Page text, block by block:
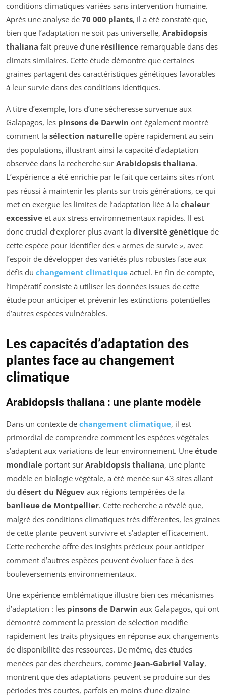
conditions climatiques variées sans intervention humaine.
Après une analyse de 70 000 plants, il a été constaté que,
bien que l’adaptation ne soit pas universelle, Arabidopsis
thaliana fait preuve d’une résilience remarquable dans des
climats similaires. Cette étude démontre que certaines
graines partagent des caractéristiques génétiques favorables
à leur survie dans des conditions identiques.
A titre d’exemple, lors d’une sécheresse survenue aux
Galapagos, les pinsons de Darwin ont également montré
comment la sélection naturelle opère rapidement au sein
des populations, illustrant ainsi la capacité d’adaptation
observée dans la recherche sur Arabidopsis thaliana.
L’expérience a été enrichie par le fait que certains sites n’ont
pas réussi à maintenir les plants sur trois générations, ce qui
met en exergue les limites de l’adaptation liée à la chaleur
excessive et aux stress environnementaux rapides. Il est
donc crucial d’explorer plus avant la diversité génétique de
cette espèce pour identifier des « armes de survie », avec
l’espoir de développer des variétés plus robustes face aux
défis du changement climatique actuel. En fin de compte,
l’impératif consiste à utiliser les données issues de cette
étude pour anticiper et prévenir les extinctions potentielles
d’autres espèces vulnérables.
Les capacités d’adaptation des
plantes face au changement
climatique
Arabidopsis thaliana : une plante modèle
Dans un contexte de changement climatique, il est
primordial de comprendre comment les espèces végétales
s’adaptent aux variations de leur environnement. Une étude
mondiale portant sur Arabidopsis thaliana, une plante
modèle en biologie végétale, a été menée sur 43 sites allant
du désert du Néguev aux régions tempérées de la
banlieue de Montpellier. Cette recherche a révélé que,
malgré des conditions climatiques très différentes, les graines
de cette plante peuvent survivre et s’adapter efficacement.
Cette recherche offre des insights précieux pour anticiper
comment d’autres espèces peuvent évoluer face à des
bouleversements environnementaux.
Une expérience emblématique illustre bien ces mécanismes
d’adaptation : les pinsons de Darwin aux Galapagos, qui ont
démontré comment la pression de sélection modifie
rapidement les traits physiques en réponse aux changements
de disponibilité des ressources. De même, des études
menées par des chercheurs, comme Jean-Gabriel Valay,
montrent que des adaptations peuvent se produire sur des
périodes très courtes, parfois en moins d’une dizaine